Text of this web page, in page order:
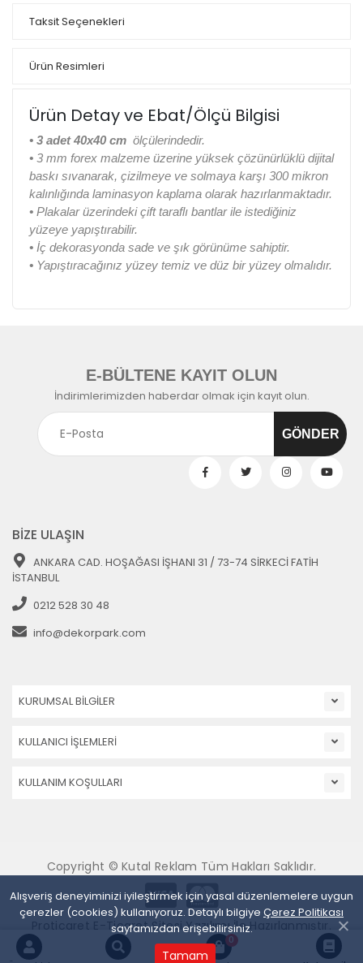
0
Taksit Seçenekleri
Ürün Resimleri
Ürün Detay ve Ebat/Ölçü Bilgisi
• 3 adet 40x40 cm ölçülerindedir.
• 3 mm forex malzeme üzerine yüksek çözünürlüklü dijital
baskı sıvanarak, çizilmeye ve solmaya karşı 300 mikron
kalınlığında laminasyon kaplama olarak hazırlanmaktadır.
• Plakalar üzerindeki çift taraflı bantlar ile istediğiniz
yüzeye yapıştırabilir.
• İç dekorasyonda sade ve şık görünüme sahiptir.
• Yapıştıracağınız yüzey temiz ve düz bir yüzey olmalıdır.
Alışveriş deneyiminizi iyileştirmek için yasal düzenlemelere uygun
çerezler (cookies) kullanıyoruz. Detaylı bilgiye Çerez Politikası
sayfamızdan erişebilirsiniz.
Tamam
E-BÜLTENE KAYIT OLUN
İndirimlerimizden haberdar olmak için kayıt olun.
BİZE ULAŞIN
ANKARA CAD. HOŞAĞASI İŞHANI 31 / 73-74 SİRKECİ FATİH
İSTANBUL
0212 528 30 48
info@dekorpark.com
KURUMSAL BİLGİLER
KULLANICI İŞLEMLERİ
KULLANIM KOŞULLARI
Copyright © Kutal Reklam Tüm Hakları Saklıdır.
Proticaret E-Ticaret Sitesi Yazılımı İle Hazırlanmıştır.